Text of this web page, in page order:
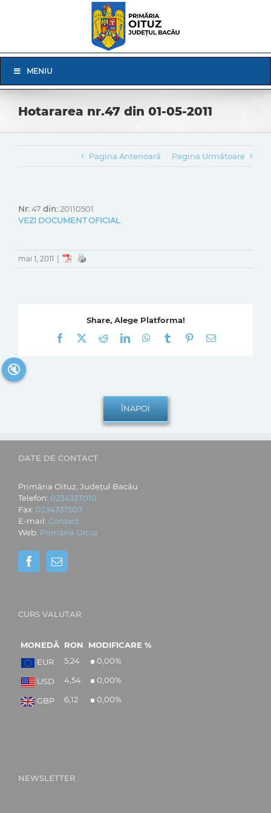
Navigation
MENIU
Hotararea nr.47 din 01-05-2011
Pagina Anterioară Pagina Următoare
Nr:47 din:20110501
VEZI DOCUMENT OFICIAL
mai 1, 2011
Share, Alege Platforma!
Facebook
RedditLinkedInWhatsApp
Tumblr Pinterest
E-
DATE DE CONTACT
Primăria Oituz, Județul Bacău
Telefon: 0234337010
Fax: 0234337503
E-mail: Contact
Web: Primăria Oituz
CURS VALUTAR
MONEDĂ RON
MODIFICARE %
EUR
5,24 0,00%
USD 4,54 0,00%
GBP 6,12 0,00%
NEWSLETTER
🔇